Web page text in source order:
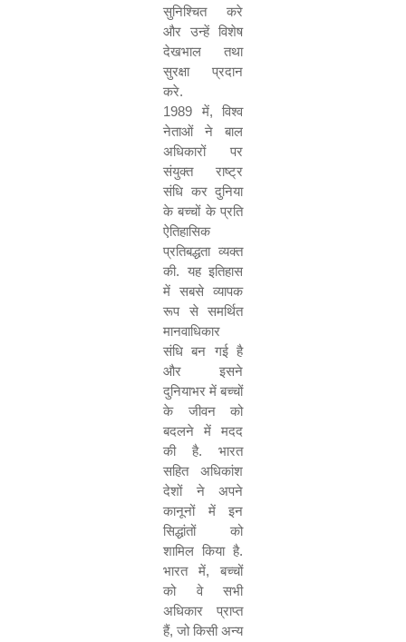
सुनिश्चित करे
और उन्हें विशेष
देखभाल तथा
सुरक्षा प्रदान
करे.
1989 में, विश्व
नेताओं ने बाल
अधिकारों पर
संयुक्त राष्ट्र
संधि कर दुनिया
के बच्चों के प्रति
ऐतिहासिक
प्रतिबद्धता व्यक्त
की. यह इतिहास
में सबसे व्यापक
रूप से समर्थित
मानवाधिकार
संधि बन गई है
और इसने
दुनियाभर में बच्चों
के जीवन को
बदलने में मदद
की है. भारत
सहित अधिकांश
देशों ने अपने
कानूनों में इन
सिद्धांतों को
शामिल किया है.
भारत में, बच्चों
को वे सभी
अधिकार प्राप्त
हैं, जो किसी अन्य